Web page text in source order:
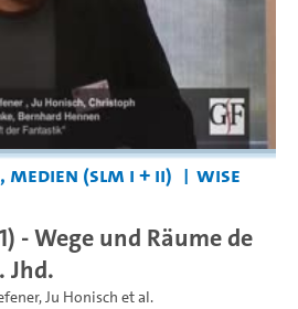
(SLM I + II)
WiSe
- Wege und Räume de
Jhd.
,Ju Honisch et al.